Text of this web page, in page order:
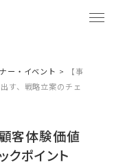
ー・イベント >
【事
す、戦略立案のチェ
顧客体験価値
クポイント